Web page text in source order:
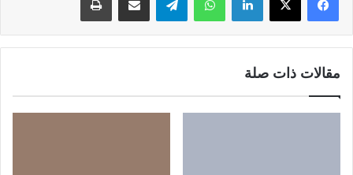
مقالات ذات صلة